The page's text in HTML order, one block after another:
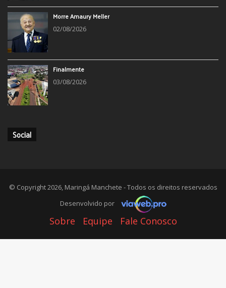
Morre Amaury Meller
02/08/2026
Finalmente
03/08/2026
Social
© Copyright 2026, Maringá Manchete - Todos os direitos reservados
Desenvolvido por
Sobre Equipe Fale Conosco